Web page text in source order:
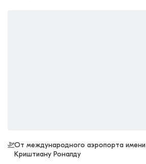
От международного аэропорта имени
Криштиану Роналду